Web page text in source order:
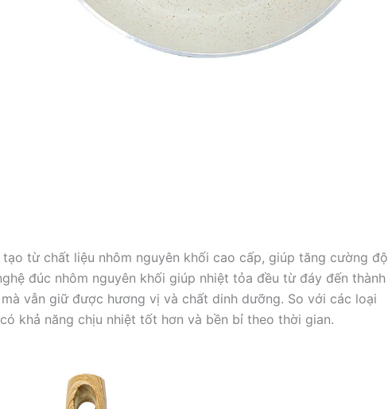
từ chất liệu nhôm nguyên khối cao cấp, giúp tăng cường độ
đúc nhôm nguyên khối giúp nhiệt tỏa đều từ đáy đến thành
vẫn giữ được hương vị và chất dinh dưỡng. So với các loại
khả năng chịu nhiệt tốt hơn và bền bỉ theo thời gian.